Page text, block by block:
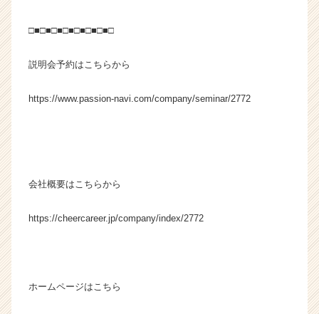
□■□■□■□■□■□■□■□
説明会予約はこちらから
https://www.passion-navi.com/company/seminar/2772
会社概要はこちらから
https://cheercareer.jp/company/index/2772
ホームページはこちら